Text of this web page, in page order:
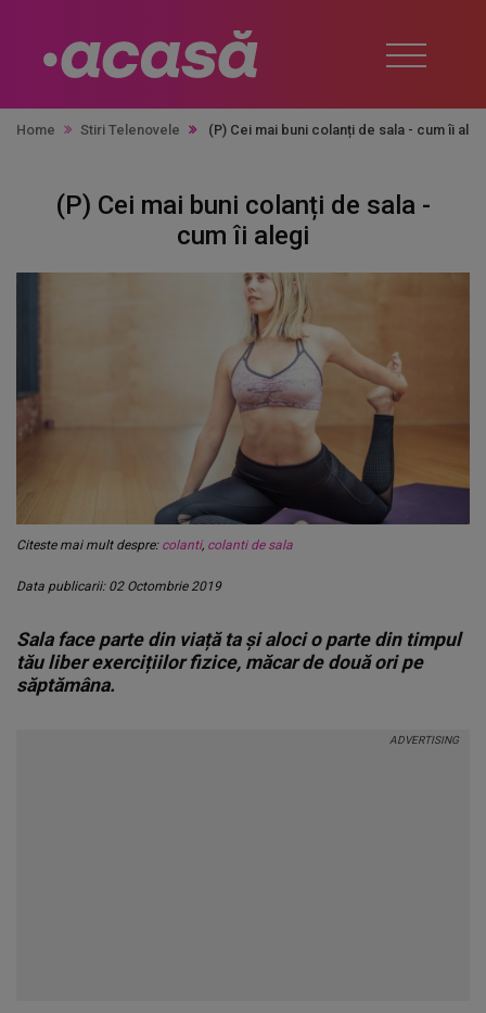
Home Stiri Telenovele (P) Cei mai buni colanți de sala - cum îi
(P) Cei mai buni colanți de sala -
cum îi alegi
Citeste mai mult despre: colanti, colanti de sala
Data publicarii: 02 Octombrie 2019
Sala face parte din viață ta și aloci o parte din timpul
tău liber exercițiilor fizice, măcar de două ori pe
săptămâna.